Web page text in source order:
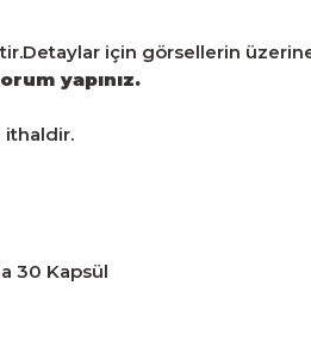
için görsellerin
yapınız.
ithaldir.
30 Kapsül